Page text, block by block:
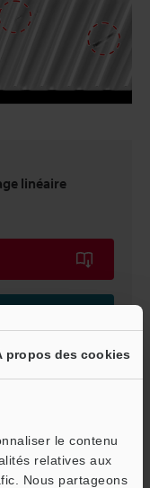
propos des cookies
le contenu
relatives aux
Nous partageons
linéaire